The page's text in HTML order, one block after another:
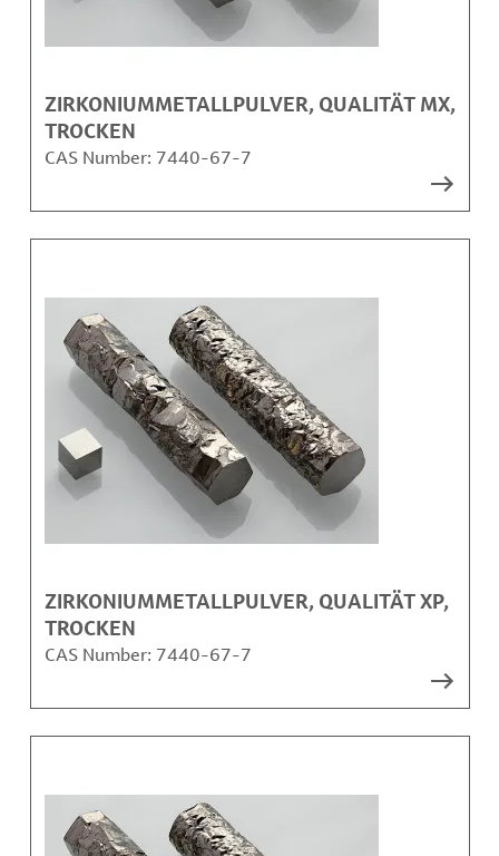
ZIRKONIUMMETALLPULVER, QUALITÄT MX,
TROCKEN
CAS Number: 7440-67-7
ZIRKONIUMMETALLPULVER, QUALITÄT XP,
TROCKEN
CAS Number: 7440-67-7